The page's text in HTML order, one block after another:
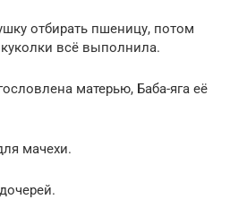
отбирать пшеницу, потом
всё выполнила.
матерью, Баба-яга её
мачехи.